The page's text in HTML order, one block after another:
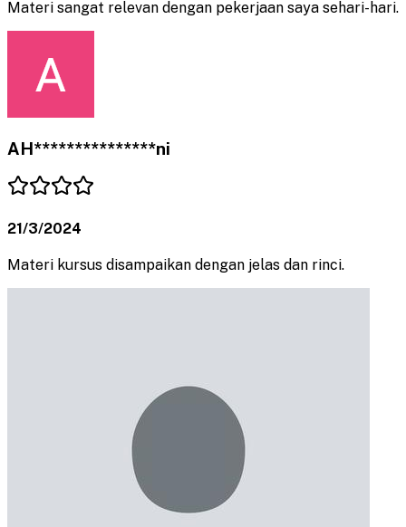
Materi sangat relevan dengan pekerjaan saya sehari-hari.
AH***************ni
21/3/2024
Materi kursus disampaikan dengan jelas dan rinci.